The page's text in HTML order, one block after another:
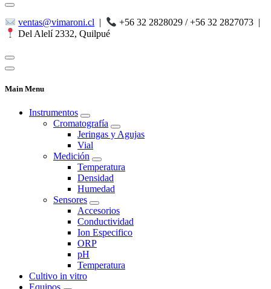
ventas@vimaroni.cl | +56 32 2828029 / +56 32 2827073 |
Del Alelí 2332, Quilpué
Main Menu
Instrumentos
Cromatografía
Jeringas y Agujas
Vial
Medición
Temperatura
Densidad
Humedad
Sensores
Accesorios
Conductividad
Ion Especifico
ORP
pH
Temperatura
Cultivo in vitro
Equipos